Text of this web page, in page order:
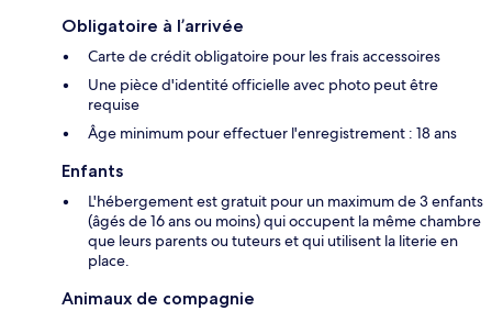
Obligatoire à l’arrivée
Carte de crédit obligatoire pour les frais accessoires
Une pièce d'identité officielle avec photo peut être
requise
Âge minimum pour effectuer l'enregistrement : 18 ans
Enfants
L'hébergement est gratuit pour un maximum de 3 enfants
(âgés de 16 ans ou moins) qui occupent la même chambre
que leurs parents ou tuteurs et qui utilisent la literie en
place.
Animaux de compagnie